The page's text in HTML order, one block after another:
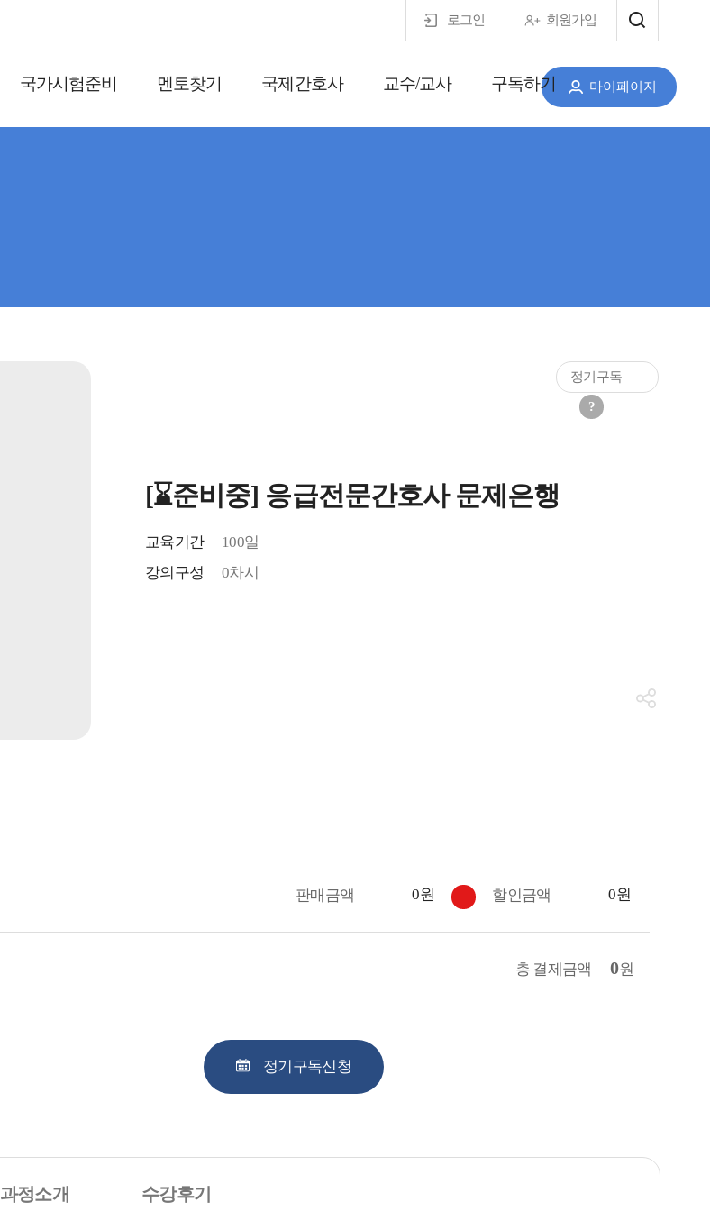
로그인 회원가입
마이페이지
국가시험준비 멘토찾기 국제간호사 교수/교사 구독하기
정기구독
?
[⌛준비중] 응급전문간호사 문제은행
교육기간
100일
강의구성
0차시
판매금액 0원 할인금액 0원
총 결제금액 0원
정기구독신청
과정소개 수강후기